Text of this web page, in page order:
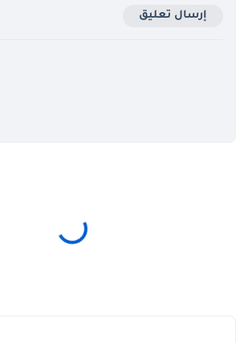
إرسال تعليق